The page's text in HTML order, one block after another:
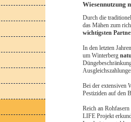
Wiesennutzung
Durch die
das Mähen zum
wichtigsten
In den letzten
um Winterberg
Bei der extensiven
Pestiziden auf den
Reich an
LIFE Projekt